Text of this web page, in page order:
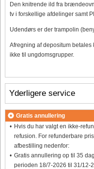
Den knitrende ild fra
tv i forskellige afdelinger samt
Udendørs er der trampolin
Afregning af depositum
ikke til ungdomsgrupper.
Yderligere service
Gratis annullering
Hvis du har valgt en ikke-
refusion. For refunderbare
afbestilling nedenfor:
Gratis annullering op til 35
perioden 18/7-2026 til 31/12-